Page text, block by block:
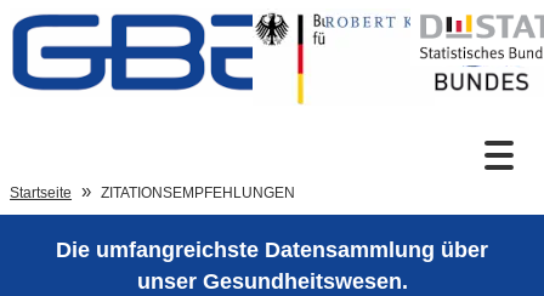
Zum Inhalt
Sprachumschaltung
Startseite ZITATIONSEMPFEHLUNGEN
Die umfangreichste Datensammlung über
unser Gesundheitswesen.